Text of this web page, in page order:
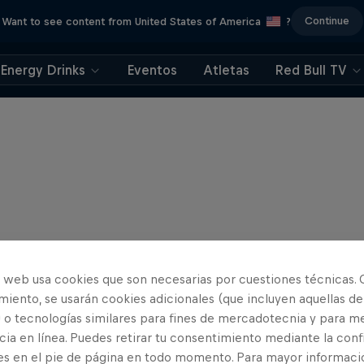
Want to see content from United States of America ? Continue
Energy Drinks Eventos Atletas Red Bull TV
web usa cookies que son necesarias por cuestiones técnicas.
se usarán cookies adicionales (que incluyen aquellas de
tecnologías similares para fines de mercadotecnia y para
en línea. Puedes retirar tu consentimiento mediante la
en el pie de página en todo momento. Para mayor